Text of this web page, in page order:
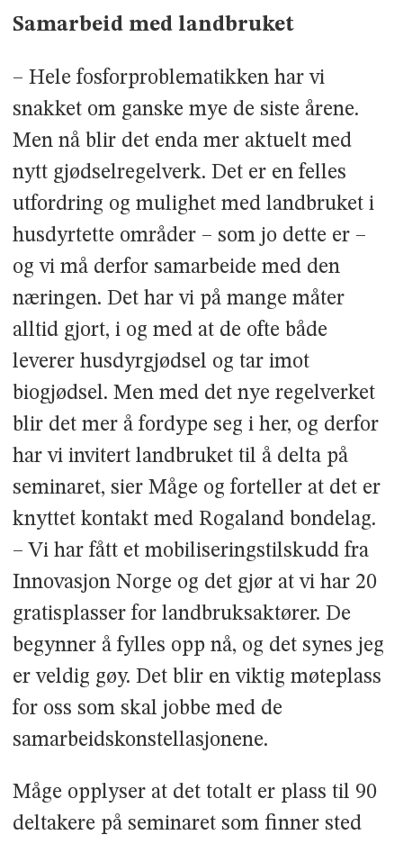
Samarbeid med landbruket
– Hele fosforproblematikken har vi
snakket om ganske mye de siste årene.
Men nå blir det enda mer aktuelt med
nytt gjødselregelverk. Det er en felles
utfordring og mulighet med landbruket i
husdyrtette områder – som jo dette er –
og vi må derfor samarbeide med den
næringen. Det har vi på mange måter
alltid gjort, i og med at de ofte både
leverer husdyrgjødsel og tar imot
biogjødsel. Men med det nye regelverket
blir det mer å fordype seg i her, og derfor
har vi invitert landbruket til å delta på
seminaret, sier Måge og forteller at det er
knyttet kontakt med Rogaland bondelag.
– Vi har fått et mobiliseringstilskudd fra
Innovasjon Norge og det gjør at vi har 20
gratisplasser for landbruksaktører. De
begynner å fylles opp nå, og det synes jeg
er veldig gøy. Det blir en viktig møteplass
for oss som skal jobbe med de
samarbeidskonstellasjonene.
Måge opplyser at det totalt er plass til 90
deltakere på seminaret som finner sted